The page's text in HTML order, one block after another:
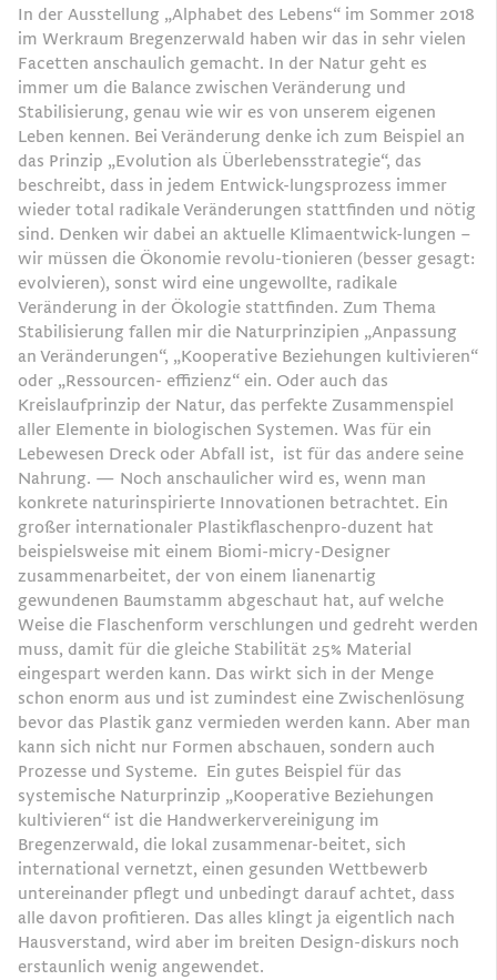
In der Ausstellung „Alphabet des Lebens“ im Sommer 2018
im Werkraum Bregenzerwald haben wir das in sehr vielen
Facetten anschaulich gemacht. In der Natur geht es
immer um die Balance zwischen Veränderung und
Stabilisierung, genau wie wir es von unserem eigenen
Leben kennen. Bei Veränderung denke ich zum Beispiel an
das Prinzip „Evolution als Überlebensstrategie“, das
beschreibt, dass in jedem Entwick-lungsprozess immer
wieder total radikale Veränderungen stattﬁnden und nötig
sind. Denken wir dabei an aktuelle Klimaentwick-lungen –
wir müssen die Ökonomie revolu-tionieren (besser gesagt:
evolvieren), sonst wird eine ungewollte, radikale
Veränderung in der Ökologie stattﬁnden. Zum Thema
Stabilisierung fallen mir die Naturprinzipien „Anpassung
an Veränderungen“, „Kooperative Beziehungen kultivieren“
oder „Ressourcen- effizienz“ ein. Oder auch das
Kreislaufprinzip der Natur, das perfekte Zusammenspiel
aller Elemente in biologischen Systemen. Was für ein
Lebewesen Dreck oder Abfall ist, ist für das andere seine
Nahrung. — Noch anschaulicher wird es, wenn man
konkrete naturinspirierte Innovationen betrachtet. Ein
großer internationaler Plastikﬂaschenpro-duzent hat
beispielsweise mit einem Biomi-micry-Designer
zusammenarbeitet, der von einem lianenartig
gewundenen Baumstamm abgeschaut hat, auf welche
Weise die Flaschenform verschlungen und gedreht werden
muss, damit für die gleiche Stabilität 25% Material
eingespart werden kann. Das wirkt sich in der Menge
schon enorm aus und ist zumindest eine Zwischenlösung
bevor das Plastik ganz vermieden werden kann. Aber man
kann sich nicht nur Formen abschauen, sondern auch
Prozesse und Systeme. Ein gutes Beispiel für das
systemische Naturprinzip „Kooperative Beziehungen
kultivieren“ ist die Handwerkervereinigung im
Bregenzerwald, die lokal zusammenar-beitet, sich
international vernetzt, einen gesunden Wettbewerb
untereinander pﬂegt und unbedingt darauf achtet, dass
alle davon proﬁtieren. Das alles klingt ja eigentlich nach
Hausverstand, wird aber im breiten Design-diskurs noch
erstaunlich wenig angewendet.